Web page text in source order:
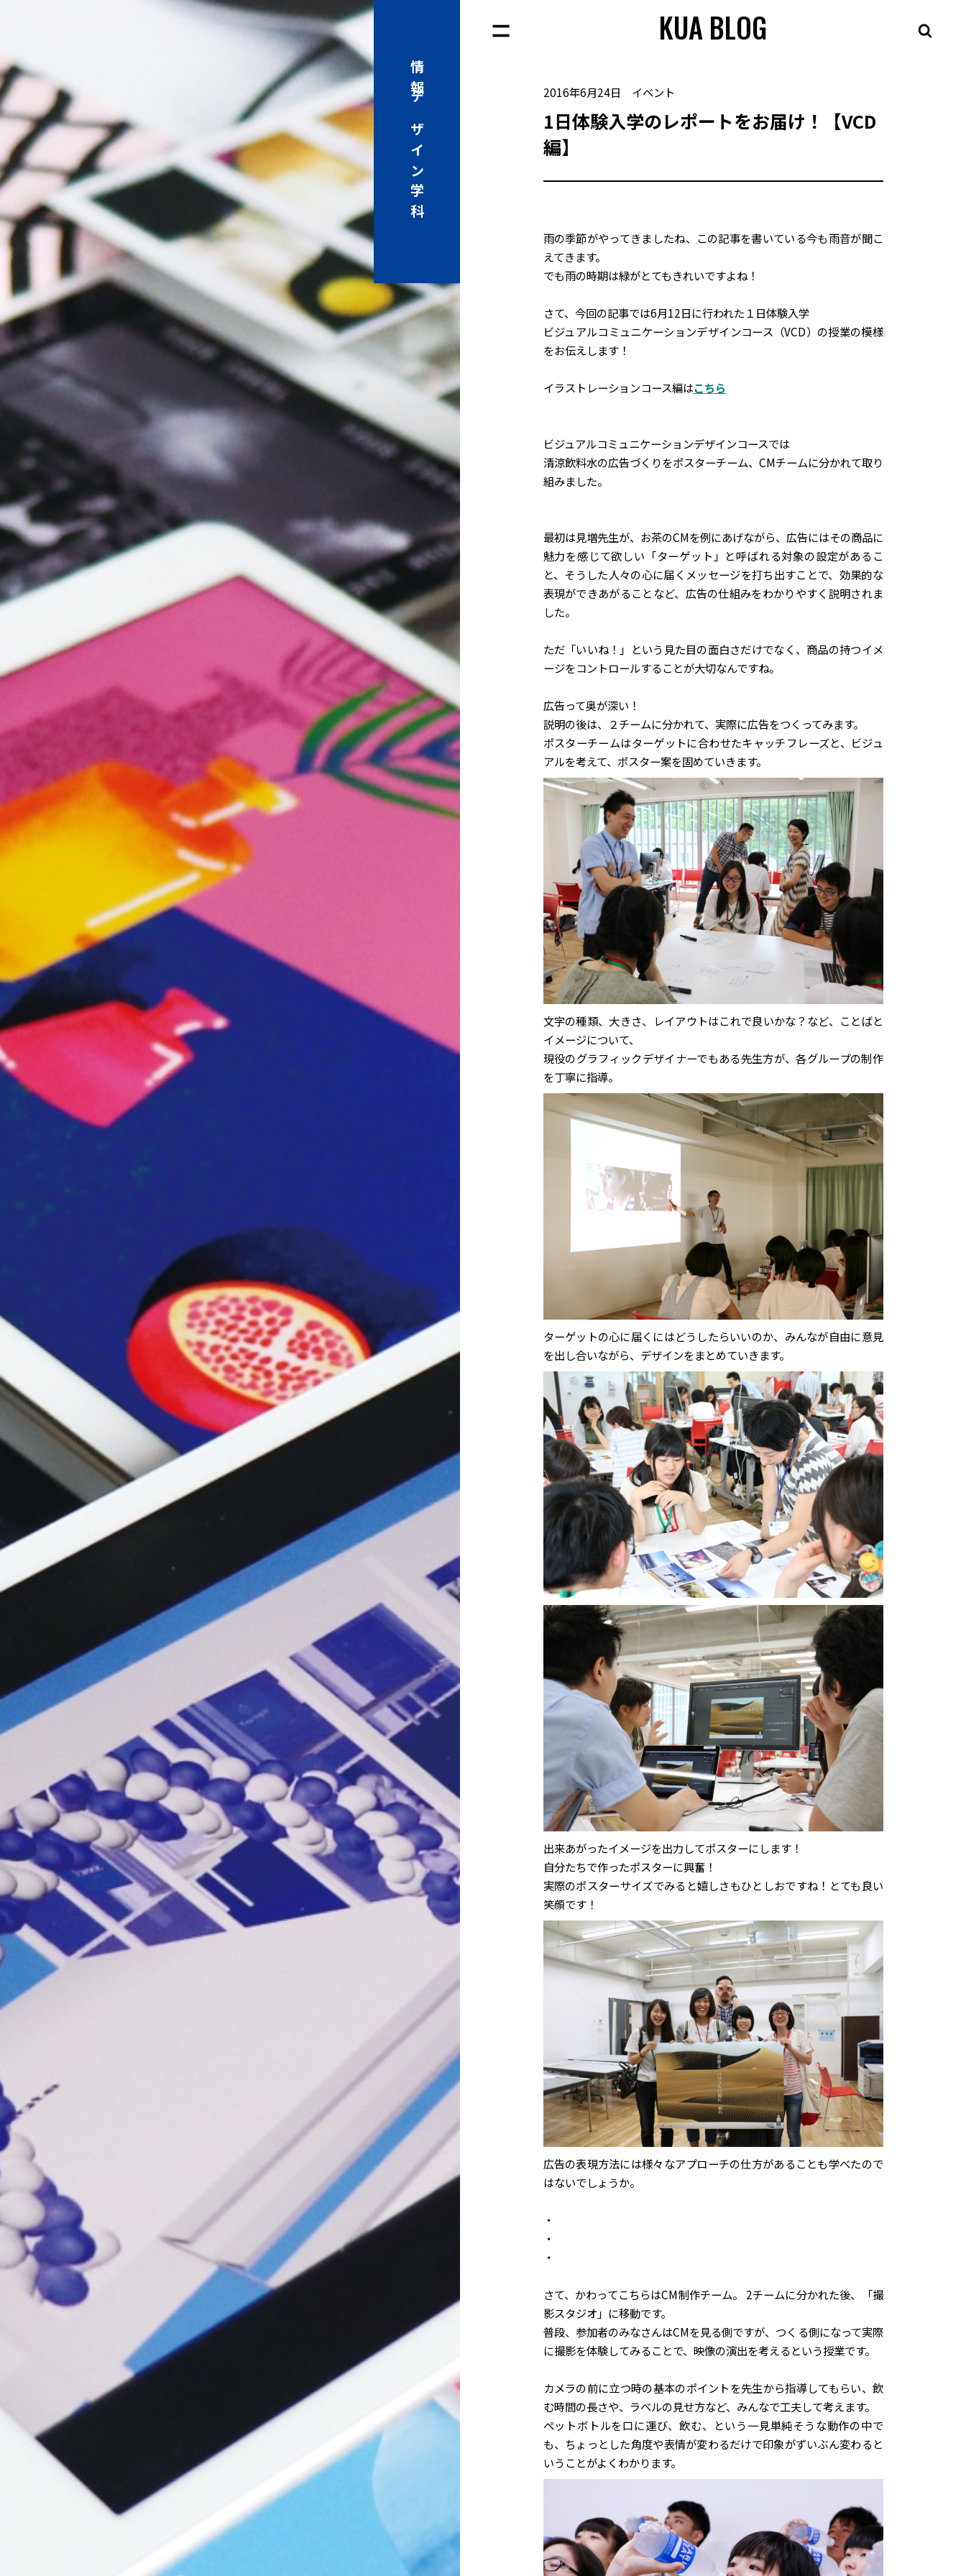
KUA BLOG
情報
デザイン学科
2016年6月24日 イベント
1日体験入学のレポートをお届け！【VCD
編】
雨の季節がやってきましたね、この記事を書いている今も雨音が聞こ
えてきます。
でも雨の時期は緑がとてもきれいですよね！
さて、今回の記事では6月12日に行われた１日体験入学
ビジュアルコミュニケーションデザインコース（VCD）の授業の模様
をお伝えします！
イラストレーションコース編はこちら
ビジュアルコミュニケーションデザインコースでは
清涼飲料水の広告づくりをポスターチーム、CMチームに分かれて取り
組みました。
最初は見増先生が、お茶のCMを例にあげながら、広告にはその商品に
魅力を感じて欲しい「ターゲット」と呼ばれる対象の設定があるこ
と、そうした人々の心に届くメッセージを打ち出すことで、効果的な
表現ができあがることなど、広告の仕組みをわかりやすく説明されま
した。
ただ「いいね！」という見た目の面白さだけでなく、商品の持つイメ
ージをコントロールすることが大切なんですね。
広告って奥が深い！
説明の後は、２チームに分かれて、実際に広告をつくってみます。
ポスターチームはターゲットに合わせたキャッチフレーズと、ビジュ
アルを考えて、ポスター案を固めていきます。
文字の種類、大きさ、レイアウトはこれで良いかな？など、ことばと
イメージについて、
現役のグラフィックデザイナーでもある先生方が、各グループの制作
を丁寧に指導。
ターゲットの心に届くにはどうしたらいいのか、みんなが自由に意見
を出し合いながら、デザインをまとめていきます。
出来あがったイメージを出力してポスターにします！
自分たちで作ったポスターに興奮！
実際のポスターサイズでみると嬉しさもひとしおですね！とても良い
笑顔です！
広告の表現方法には様々なアプローチの仕方があることも学べたので
はないでしょうか。
・
・
・
さて、かわってこちらはCM制作チーム。 2チームに分かれた後、「撮
影スタジオ」に移動です。
普段、参加者のみなさんはCMを見る側ですが、つくる側になって実際
に撮影を体験してみることで、映像の演出を考えるという授業です。
カメラの前に立つ時の基本のポイントを先生から指導してもらい、飲
む時間の長さや、ラベルの見せ方など、みんなで工夫して考えます。
ペットボトルを口に運び、飲む、という一見単純そうな動作の中で
も、ちょっとした角度や表情が変わるだけで印象がずいぶん変わると
いうことがよくわかります。